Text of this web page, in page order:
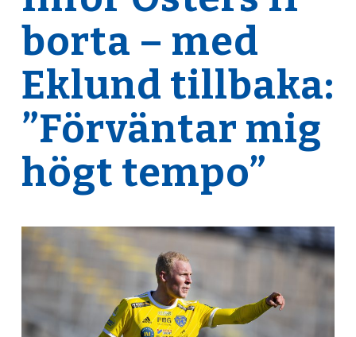
borta – med
Eklund tillbaka:
”Förväntar mig
högt tempo”